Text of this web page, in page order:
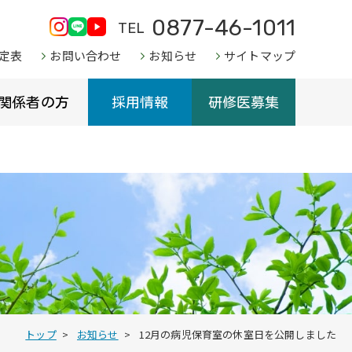
TEL 0877-46-1011
表 お問い合わせ お知らせ サイトマップ
係者の方 採用情報 研修医募集
トップ お知らせ 12月の病児保育室の休室日を公開しました